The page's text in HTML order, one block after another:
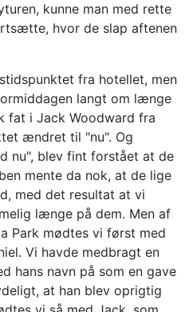
kunne man med rette
hvor de slap aftenen
fra hotellet, men
langt om længe
fat i Jack Woodward fra
ændret til "nu". Og
nu", blev fint forstået at de
mente da nok, at de lige
med det resultat at vi
længe på dem. Men af
Park mødtes vi først med
Vi havde medbragt en
hans navn på som en gave
at han blev oprigtig